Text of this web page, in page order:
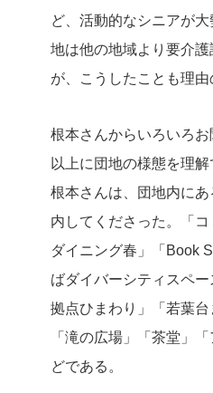
ど、活動的なシニアが
地は他の地域より要介
が、こうしたことも理由
根本さんからいろいろ
以上に団地の様態を理
根本さんは、団地内に
内してくださった。「
ダイニング春」「Book
ばダイバーシティスペ
拠点ひまわり」「若葉台
「滝の広場」「茶堂」
どである。